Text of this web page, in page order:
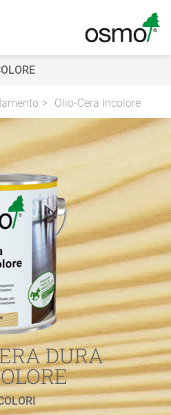
Olio-Cera Incolore
DURA